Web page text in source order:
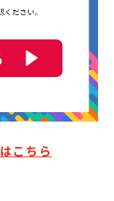
こちら